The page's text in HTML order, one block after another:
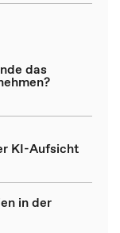
das
KI-Aufsicht
in der